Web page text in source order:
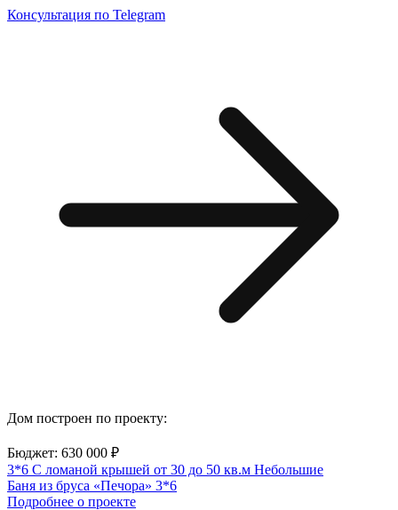
Консультация по Telegram
Дом построен по проекту:
Бюджет: 630 000 ₽
3*6 С ломаной крышей от 30 до 50 кв.м Небольшие
Баня из бруса «Печора» 3*6
Подробнее о проекте